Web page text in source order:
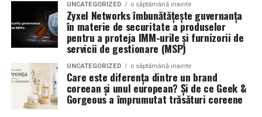
UNCATEGORIZED o săptămână inainte
Zyxel Networks îmbunătățește guvernanța
în materie de securitate a produselor
pentru a proteja IMM-urile și furnizorii de
servicii de gestionare (MSP)
UNCATEGORIZED o săptămână inainte
Care este diferența dintre un brand
coreean și unul european? Și de ce Geek &
Gorgeous a împrumutat trăsături coreene